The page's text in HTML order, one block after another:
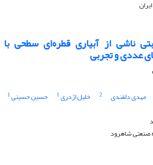
ناشی از آبیاری قطره‌ای سطحی با
عددی و تجربی
مهدی دلقندی 2 خلیل اژدری1 حسین حسینی1
صنعتی شاهرود